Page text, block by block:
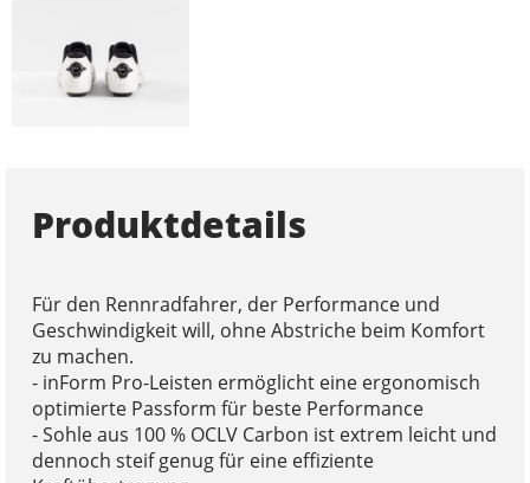
Produktdetails
Für den Rennradfahrer, der Performance und
Geschwindigkeit will, ohne Abstriche beim Komfort
zu machen.
- inForm Pro-Leisten ermöglicht eine ergonomisch
optimierte Passform für beste Performance
- Sohle aus 100 % OCLV Carbon ist extrem leicht und
dennoch steif genug für eine effiziente